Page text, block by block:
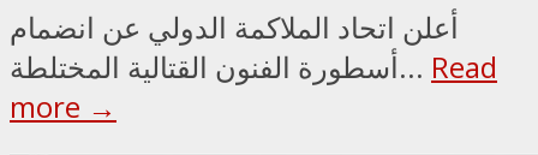
أعلن اتحاد الملاكمة الدولي عن انضمام
أسطورة الفنون القتالية المختلطة... Read
more →